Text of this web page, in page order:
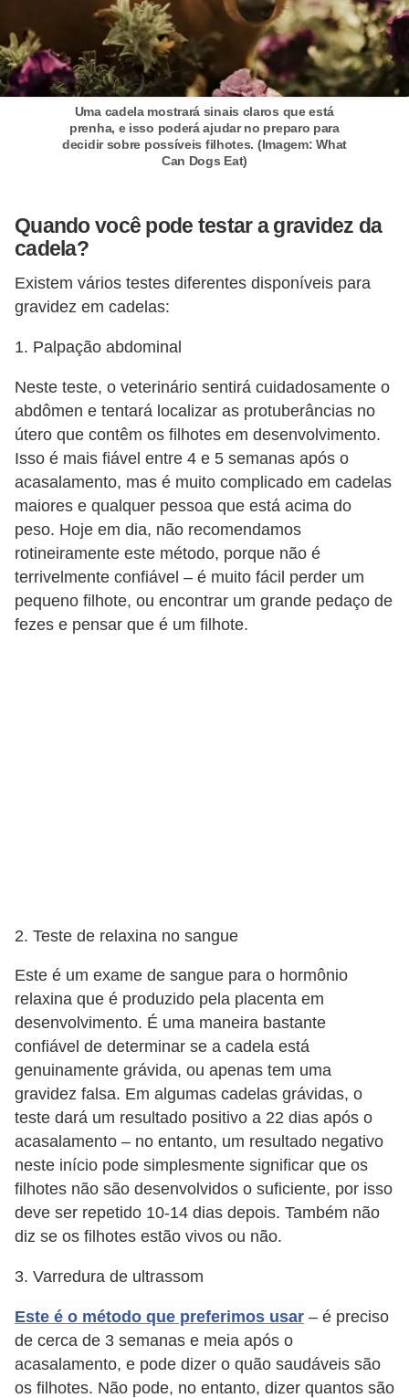
Uma cadela mostrará sinais claros que está
prenha, e isso poderá ajudar no preparo para
decidir sobre possíveis filhotes. (Imagem: What
Can Dogs Eat)
Quando você pode testar a gravidez da
cadela?
Existem vários testes diferentes disponíveis para
gravidez em cadelas:
1. Palpação abdominal
Neste teste, o veterinário sentirá cuidadosamente o
abdômen e tentará localizar as protuberâncias no
útero que contêm os filhotes em desenvolvimento.
Isso é mais fiável entre 4 e 5 semanas após o
acasalamento, mas é muito complicado em cadelas
maiores e qualquer pessoa que está acima do
peso. Hoje em dia, não recomendamos
rotineiramente este método, porque não é
terrivelmente confiável – é muito fácil perder um
pequeno filhote, ou encontrar um grande pedaço de
fezes e pensar que é um filhote.
2. Teste de relaxina no sangue
Este é um exame de sangue para o hormônio
relaxina que é produzido pela placenta em
desenvolvimento. É uma maneira bastante
confiável de determinar se a cadela está
genuinamente grávida, ou apenas tem uma
gravidez falsa. Em algumas cadelas grávidas, o
teste dará um resultado positivo a 22 dias após o
acasalamento – no entanto, um resultado negativo
neste início pode simplesmente significar que os
filhotes não são desenvolvidos o suficiente, por isso
deve ser repetido 10-14 dias depois. Também não
diz se os filhotes estão vivos ou não.
3. Varredura de ultrassom
Este é o método que preferimos usar – é preciso
de cerca de 3 semanas e meia após o
acasalamento, e pode dizer o quão saudáveis ​​são
os filhotes. Não pode, no entanto, dizer quantos são
ã
o
A
n
i
i
s
e
x
ó
i
o
s
A
v
e
s
o
C
e
s
,
c
a
c
h
o
r
r
e
c
a